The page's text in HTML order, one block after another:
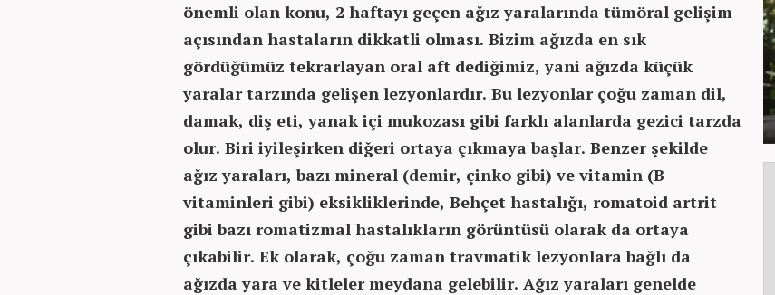
önemli olan konu, 2 haftayı geçen ağız yaralarında tümöral gelişim
açısından hastaların dikkatli olması. Bizim ağızda en sık
gördüğümüz tekrarlayan oral aft dediğimiz, yani ağızda küçük
yaralar tarzında gelişen lezyonlardır. Bu lezyonlar çoğu zaman dil,
damak, diş eti, yanak içi mukozası gibi farklı alanlarda gezici tarzda
olur. Biri iyileşirken diğeri ortaya çıkmaya başlar. Benzer şekilde
ağız yaraları, bazı mineral (demir, çinko gibi) ve vitamin (B
vitaminleri gibi) eksikliklerinde, Behçet hastalığı, romatoid artrit
gibi bazı romatizmal hastalıkların görüntüsü olarak da ortaya
çıkabilir. Ek olarak, çoğu zaman travmatik lezyonlara bağlı da
ağızda yara ve kitleler meydana gelebilir. Ağız yaraları genelde